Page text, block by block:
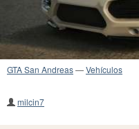
GTA San Andreas—Vehículos
milcin7